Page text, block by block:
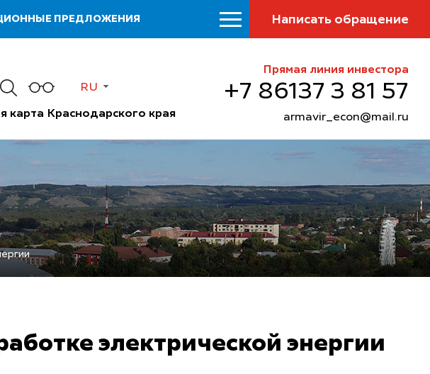
ПРЕДЛОЖЕНИЯ Написать обращение
RU
карта Краснодарского края
Прямая линия инвестора
+7 86137 3 81 57
armavir_econ@mail.ru
электрической энергии